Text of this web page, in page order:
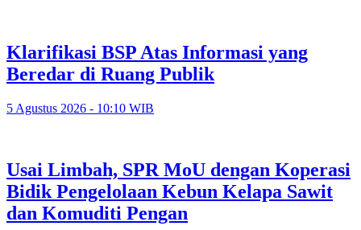
Klarifikasi BSP Atas Informasi yang
Beredar di Ruang Publik
5 Agustus 2026 - 10:10 WIB
Usai Limbah, SPR MoU dengan Koperasi
Bidik Pengelolaan Kebun Kelapa Sawit
dan Komuditi Pengan